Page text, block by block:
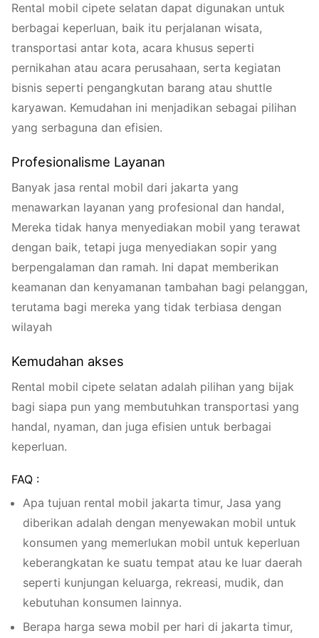
Rental mobil cipete selatan dapat digunakan untuk
berbagai keperluan, baik itu perjalanan wisata,
transportasi antar kota, acara khusus seperti
pernikahan atau acara perusahaan, serta kegiatan
bisnis seperti pengangkutan barang atau shuttle
karyawan. Kemudahan ini menjadikan sebagai pilihan
yang serbaguna dan efisien.
Profesionalisme Layanan
Banyak jasa rental mobil dari jakarta yang
menawarkan layanan yang profesional dan handal,
Mereka tidak hanya menyediakan mobil yang terawat
dengan baik, tetapi juga menyediakan sopir yang
berpengalaman dan ramah. Ini dapat memberikan
keamanan dan kenyamanan tambahan bagi pelanggan,
terutama bagi mereka yang tidak terbiasa dengan
wilayah
Kemudahan akses
Rental mobil cipete selatan adalah pilihan yang bijak
bagi siapa pun yang membutuhkan transportasi yang
handal, nyaman, dan juga efisien untuk berbagai
keperluan.
FAQ :
Apa tujuan rental mobil jakarta timur, Jasa yang
diberikan adalah dengan menyewakan mobil untuk
konsumen yang memerlukan mobil untuk keperluan
keberangkatan ke suatu tempat atau ke luar daerah
seperti kunjungan keluarga, rekreasi, mudik, dan
kebutuhan konsumen lainnya.
Berapa harga sewa mobil per hari di jakarta timur,